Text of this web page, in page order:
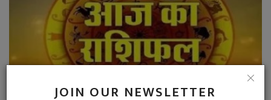
JOIN OUR NEWSLETTER